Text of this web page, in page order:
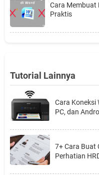
Cara Membuat
Praktis
Tutorial Lainnya
Cara Koneksi
PC, dan
7+ Cara Buat
Perhatian